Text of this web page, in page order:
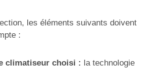
les éléments suivants doivent
:
climatiseur choisi : la technologie